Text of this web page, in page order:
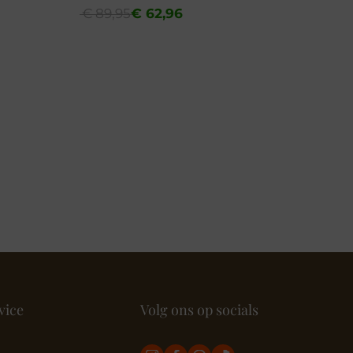
€89,95
Oorspronkelijke
€ 62,96
Huidige
Volg ons op socials